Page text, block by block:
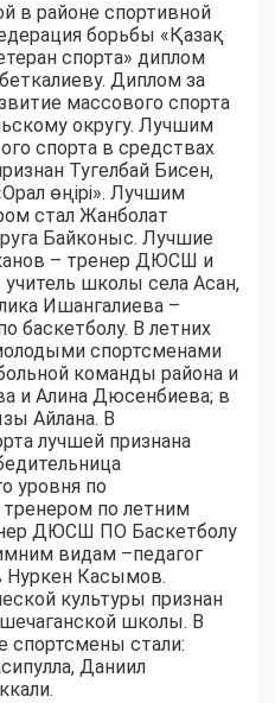
в районе спортивной
борьбы «Қазақ
спорта» диплом
Диплом за
массового спорта
округу. Лучшим
спорта в средствах
Тугелбай Бисен,
өңірі». Лучшим
стал Жанболат
Байконыс. Лучшие
– тренер ДЮСШ и
школы села Асан,
Ишангалиева –
баскетболу. В летних
спортсменами
команды района и
и Алина Дюсенбиева; в
Айлана. В
лучшей признана
уровня по
по летним
ДЮСШ ПО Баскетболу
видам –педагог
Нуркен Касымов.
культуры признан
школы. В
стали:
Даниил